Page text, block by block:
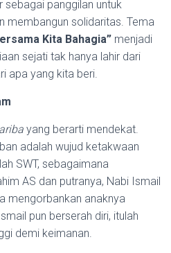
sebagai panggilan untuk
membangun solidaritas. Tema
Kita Bahagia” menjadi
sejati tak hanya lahir dari
apa yang kita beri.
yang berarti mendekat.
adalah wujud ketakwaan
SWT, sebagaimana
AS dan putranya, Nabi Ismail
mengorbankan anaknya
pun berserah diri, itulah
demi keimanan.